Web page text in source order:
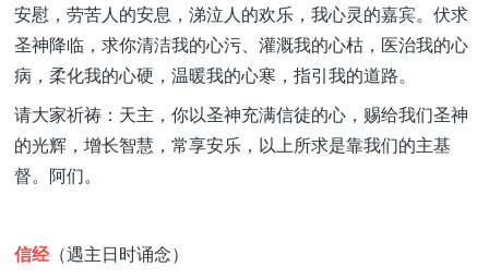
安慰，劳苦人的安息，涕泣人的欢乐，我心灵的嘉宾。伏求
圣神降临，求你清洁我的心污、灌溉我的心枯，医治我的心
病，柔化我的心硬，温暖我的心寒，指引我的道路。
请大家祈祷：天主，你以圣神充满信徒的心，赐给我们圣神
的光辉，增长智慧，常享安乐，以上所求是靠我们的主基
督。阿们。
信经（遇主日时诵念）